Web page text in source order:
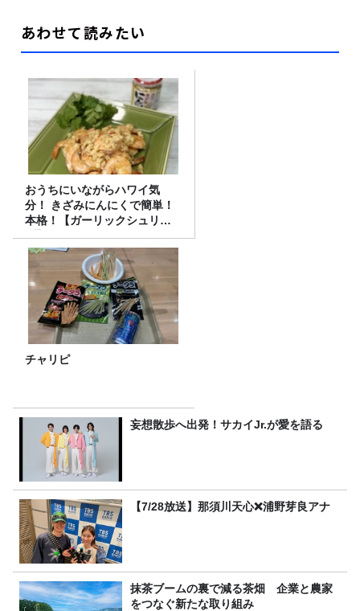
あわせて読みたい
おうちにいながらハワイ気
分！ きざみにんにくで簡単！
本格！【ガーリックシュリン
プ】 桃屋のかんたんレシピ
チャリピ
妄想散歩へ出発！サカイJr.が愛を語る
【7/28放送】那須川天心❌浦野芽良アナ
抹茶ブームの裏で減る茶畑 企業と農家
をつなぐ新たな取り組み